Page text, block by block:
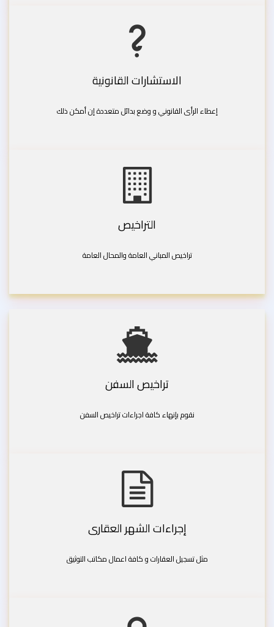
الاستشارات القانونية
إعطاء الرأى القانوني و وضع بدائل متعددة إن أمكن ذلك
التراخيص
تراخيص المباني العامة والمحال العامة
تراخيص السفن
نقوم بإنهاء كافة اجراءات تراخيص السفن
إجراءات الشهر العقارى
مثل تسجيل العقارات و كافة اعمال مكاتب التوثيق